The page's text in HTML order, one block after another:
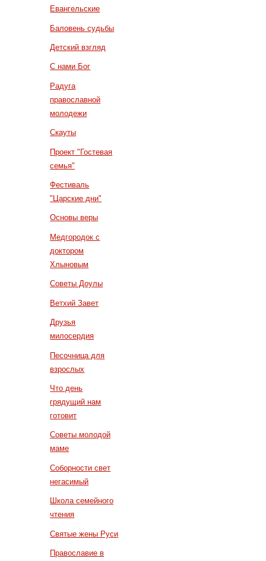
Евангельские
Баловень судьбы
Детский взгляд
С нами Бог
Радуга
православной
молодежи
Скауты
Проект "Гостевая
семья"
Фестиваль
"Царские дни"
Основы веры
Медгородок с
доктором
Хлыновым
Советы Доулы
Ветхий Завет
Друзья
милосердия
Песочница для
взрослых
Что день
грядущий нам
готовит
Советы молодой
маме
Соборности свет
негасимый
Школа семейного
чтения
Святые жены Руси
Православие в